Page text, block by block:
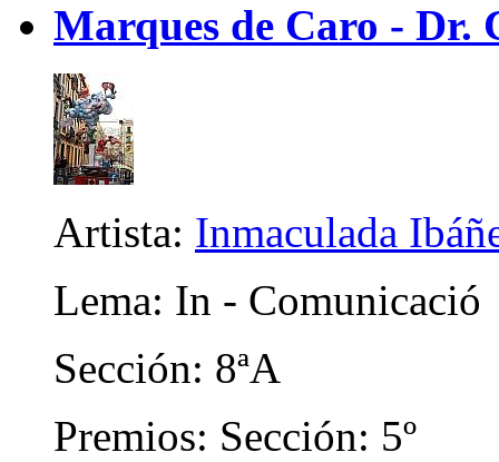
Marques de Caro -
Artista: Inmaculada
Lema: In - Comunicació
Sección: 8ªA
Premios: Sección: 5º